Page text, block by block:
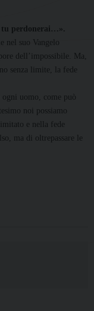
tu perdonerai…».
nel suo Vangelo
dell’impossibile. Ma,
senza limite, la fede
ogni uomo, come può
noi possiamo
e nella fede
ma di oltrepassare le